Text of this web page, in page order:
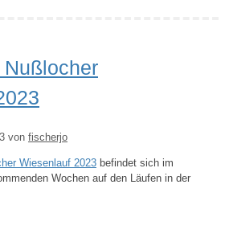
von fischerjo
Wiesenlauf 2023 befindet sich im
Wochen auf den Läufen in der